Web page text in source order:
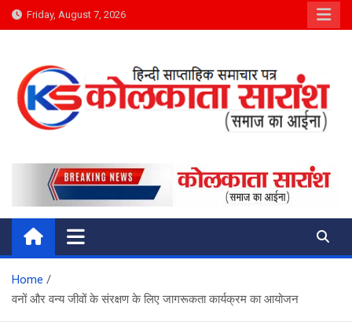
Skip
to
Friday, August 7, 2026
Kolkata Saransh News
समाज का आईना
Home
वनों और वन्य जीवों के संरक्षण के लिए जागरूकता कार्यक्रम का आयोजन